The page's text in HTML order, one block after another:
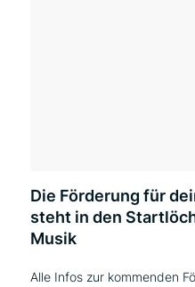
Die Förderung für
steht in den
Musik
Alle Infos zur kommenden